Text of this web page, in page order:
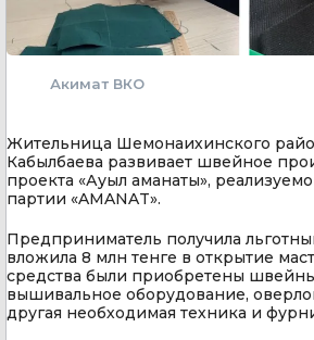
Акимат ВКО
Жительница Шемонаихинского
Кабылбаева развивает швейное
проекта «Ауыл аманаты»,
партии «AMANAT».
Предприниматель получила
вложила 8 млн тенге в открытие
средства были приобретены
вышивальное оборудование,
другая необходимая техника и